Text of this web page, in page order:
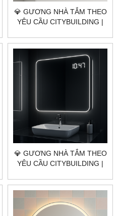
💎 GƯƠNG NHÀ TẮM THEO
YÊU CẦU CITYBUILDING |
GIÁ GƯƠNG NHÀ TẮM
QUẬN 5 TP.HCM
💎 GƯƠNG NHÀ TẮM THEO
YÊU CẦU CITYBUILDING |
GIÁ GƯƠNG NHÀ TẮM